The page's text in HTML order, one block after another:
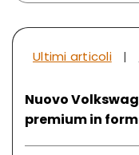
Ultimi articoli |
Nuovo
premium in